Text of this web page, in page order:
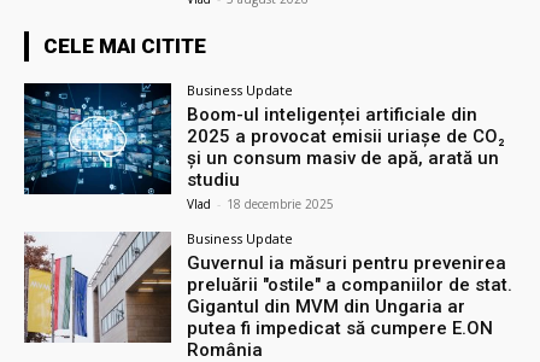
CELE MAI CITITE
Business Update
Boom-ul inteligenței artificiale din
2025 a provocat emisii uriașe de CO₂
și un consum masiv de apă, arată un
studiu
Vlad - 18 decembrie 2025
Business Update
Guvernul ia măsuri pentru prevenirea
preluării ″ostile″ a companiilor de stat.
Gigantul din MVM din Ungaria ar
putea fi impedicat să cumpere E.ON
România